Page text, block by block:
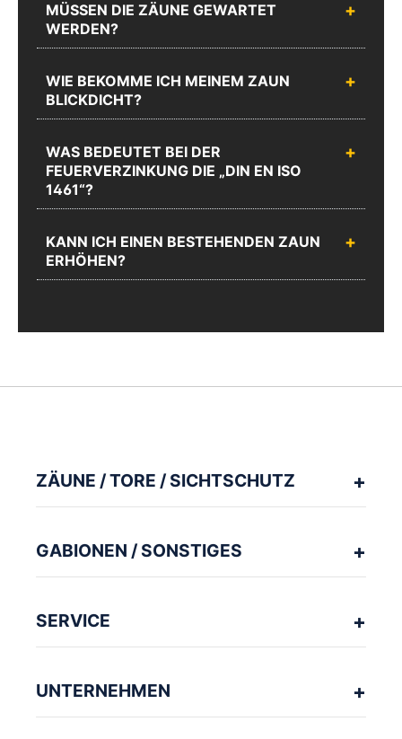
MÜSSEN DIE ZÄUNE GEWARTET
WERDEN?
WIE BEKOMME ICH MEINEM ZAUN
BLICKDICHT?
WAS BEDEUTET BEI DER
FEUERVERZINKUNG DIE „DIN EN ISO
1461“?
KANN ICH EINEN BESTEHENDEN ZAUN
ERHÖHEN?
ZÄUNE / TORE / SICHTSCHUTZ
GABIONEN / SONSTIGES
SERVICE
UNTERNEHMEN